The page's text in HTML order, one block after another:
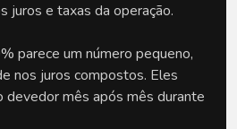
juros e taxas da operação.
parece um número pequeno,
nos juros compostos. Eles
devedor mês após mês durante